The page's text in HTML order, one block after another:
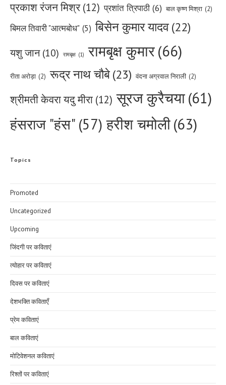
प्रकाश रंजन मिश्र (12) प्रशांत त्रिपाठी (6) बाल कृष्ण मिश्रा (2)
बिमल तिवारी "आत्मबोध" (5) बिसेन कुमार यादव(22)
यशु जान (10) रामबृक्ष (1) रामबृक्ष कुमार(66)
रीता अरोड़ा (2) रूद्र नाथ चौबे(23) वंदना अग्रवाल निराली (2)
श्रीमती केवरा यदु मीरा (12) सूरज कुरैचया(61)
हंसराज "हंस" (57) हरीश चमोली(63)
Topics
Promoted
Uncategorized
Upcoming
जिंदगी पर कविताएं
त्योहार पर कविताएं
दिवस पर कविताएं
देशभक्ति कविताएँ
प्रेम कविताएं
बाल कविताएं
मोटिवेशनल कविताएं
रिश्तों पर कविताएं